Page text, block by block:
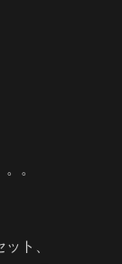
。
ト、